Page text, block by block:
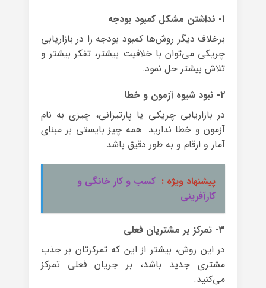
۱- نداشتن مشکل کمبود بودجه
برخلاف دیگر روش‌ها کمبود بودجه را در بازاریابی
چریکی می‌توان با خلاقیت بیشتر، تفکر بیشتر و
تلاش بیشتر حل نمود.
۲- نبود شیوه آزمون و خطا
در بازاریابی چریکی یا پارتیزانی، چیزی به نام
آزمون و خطا ندارید. همه چیز بایستی بر مبنای
آمار و ارقام و به طور دقیق باشد.
پیشنهاد ویژه : کسب و کار خانگی و
كارآفريني
۳- تمرکز بر مشتریان فعلی
در این روش، بیشتر از این که تمرکزتان بر جذب
مشتری جدید باشد، بر جریان فعلی تمرکز
می‌کنید.